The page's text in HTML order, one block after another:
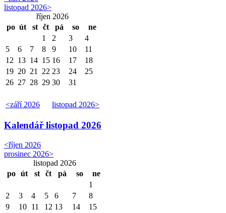
listopad 2026>
říjen 2026
po út st čt pá so ne
<září 2026 listopad 2026>
1 2 3
4
5
6 7 8 9 10
11
12 13 14 15 16 17
18
19 20 21 22 23 24
25
26 27 28 29 30 31
Kalendář listopad 2026
<říjen 2026
prosinec 2026>
listopad 2026
po
út st čt pá so ne
1
2
3 4 5 6 7
8
9
10 11 12 13 14
15